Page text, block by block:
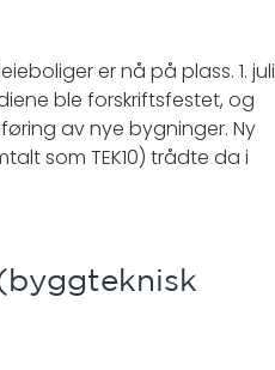
er nå på plass. 1. juli
ble forskriftsfestet, og
av nye bygninger. Ny
som TEK10) trådte da i